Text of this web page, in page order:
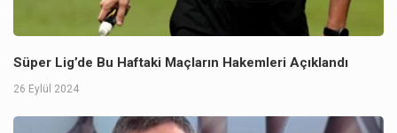
Süper Lig’de Bu Haftaki Maçların Hakemleri Açıklandı
26 Eylül 2024